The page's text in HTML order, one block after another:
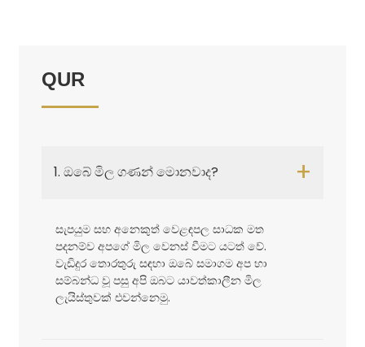
QUR
1. ඔබේ මිල ගණන් මොනවාද? +
සැපයුම සහ අනෙකුත් වෙළඳපල සාධක මත
පදනම්ව අපගේ මිල වෙනස් වීමට යටත් වේ.
වැඩිදුර තොරතුරු සඳහා ඔබේ සමාගම අප හා
සම්බන්ධ වූ පසු අපි ඔබට යාවත්කාලීන මිල
ලැයිස්තුවක් එවන්නෙමු.